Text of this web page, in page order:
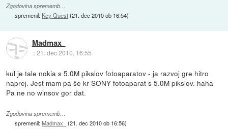
Zgodovina sprememb…
spremenil: Key Quest(21. dec 2010 ob 16:54)
Madmax_
::21. dec 2010, 16:55
kul je tale nokia s 5.0M pikslov fotoaparatov - ja razvoj gre hitro
naprej. Jest mam pa še kr SONY fotoaparat s 5.0M pikslov. haha
Pa ne no winsov gor dat.
Zgodovina sprememb…
spremenil:Madmax_ (21. dec 2010 ob 16:56)